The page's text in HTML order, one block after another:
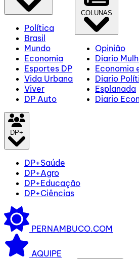
Política
Brasil
Mundo
Economia
Esportes DP
Vida Urbana
Viver
DP Auto
COLUNAS
Opinião
Diario
Economia
Diario
Esplanada
Diario
DP+
DP+Saúde
DP+Agro
DP+Educação
DP+Ciências
PERNAMBUCO.COM
AQUIPE